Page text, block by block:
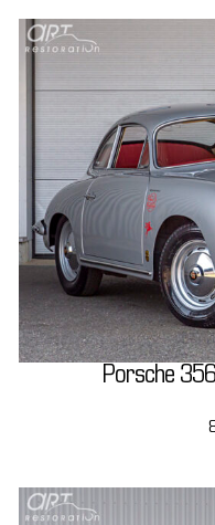
Porsche